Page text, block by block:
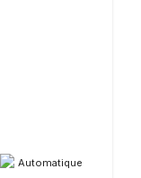
Automatique